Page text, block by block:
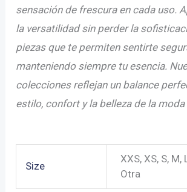
sensación de frescura en cada uso.
la versatilidad sin perder la
piezas que te permiten sentirte
manteniendo siempre tu esencia.
colecciones reflejan un balance
estilo, confort y la belleza de la
Size
XXS, XS, S, M,
Otra